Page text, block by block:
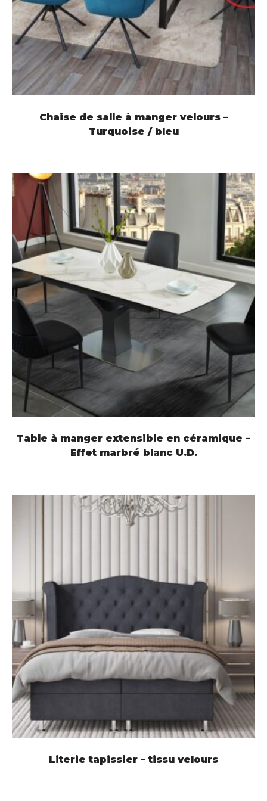
LIRE LA SUITE
Chaise de salle à manger velours –
Turquoise / bleu
LIRE LA SUITE
Table à manger extensible en céramique –
Effet marbré blanc U.D.
LIRE LA SUITE
Literie tapissier – tissu velours